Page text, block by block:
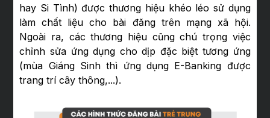
hay Si Tình) được thương hiệu khéo léo sử dụng
làm chất liệu cho bài đăng trên mạng xã hội.
Ngoài ra, các thương hiệu cũng chú trọng việc
chỉnh sửa ứng dụng cho dịp đặc biệt tương ứng
(mùa Giáng Sinh thì ứng dụng E-Banking được
trang trí cây thông,...).